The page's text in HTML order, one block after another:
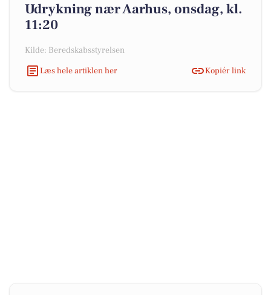
Udrykning nær Aarhus, onsdag, kl.
11:20
Kilde: Beredskabsstyrelsen
Læs hele artiklen her
Kopiér link